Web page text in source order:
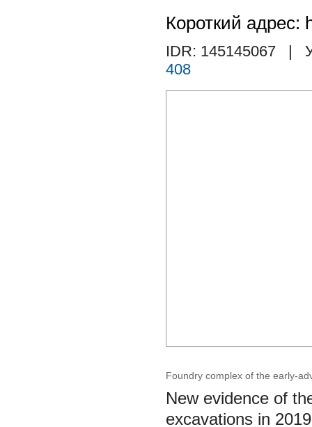
Короткий адрес:
IDR: 145145067
|
408
Foundry complex of the early-
New evidence of
excavations in